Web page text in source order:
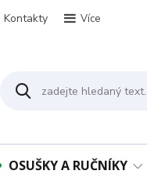
Kontakty Více
OSUŠKY A RUČNÍKY